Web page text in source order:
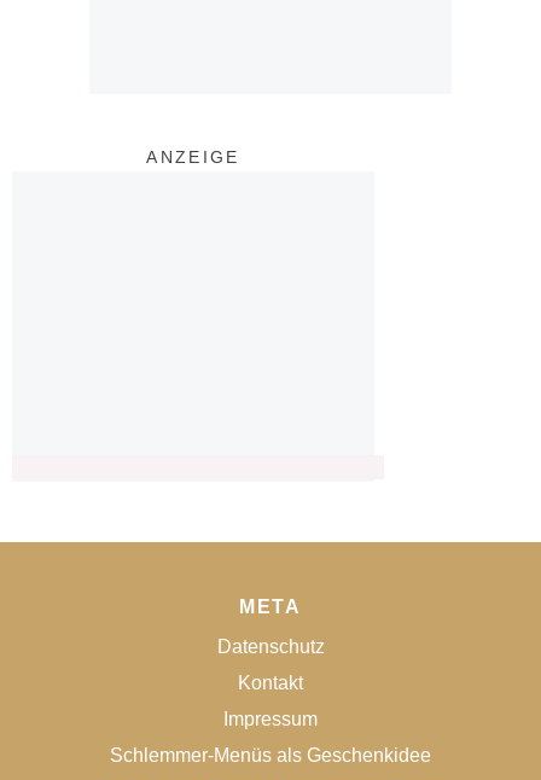
ANZEIGE
META
Datenschutz
Kontakt
Impressum
Schlemmer-Menüs als Geschenkidee